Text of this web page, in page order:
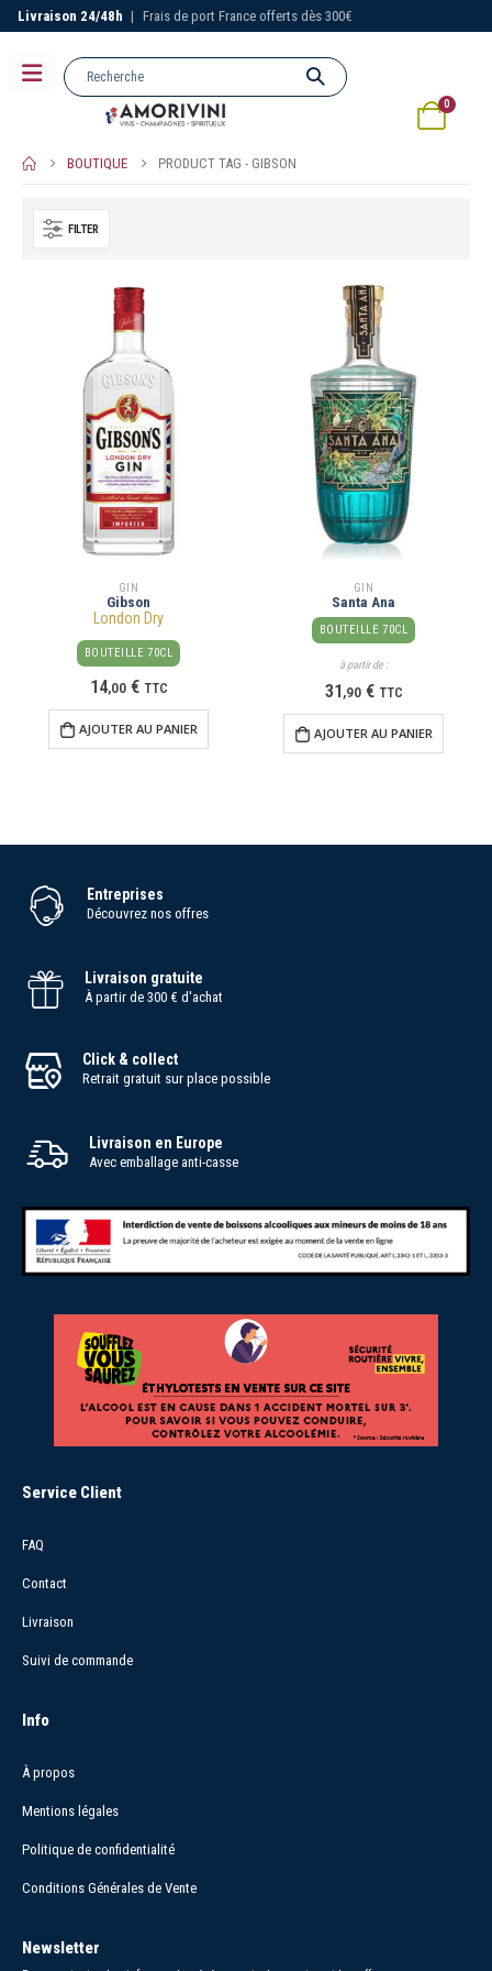
Livraison 24/48h | Frais de port France offerts dès 300€
0
BOUTIQUE PRODUCT TAG - GIBSON
FILTER
GIN
Gibson
London Dry
BOUTEILLE 70CL
14,00 € TTC
AJOUTER AU PANIER
GIN
Santa Ana
BOUTEILLE 70CL
à partir de :
31 ,90 € TTC
AJOUTER AU PANIER
Entreprises
Découvrez nos offres
Livraison gratuite
À partir de 300 € d'achat
Click & collect
Retrait gratuit sur place possible
Livraison en Europe
Avec emballage anti-casse
Service Client
FAQ
Contact
Livraison
Suivi de commande
Info
À propos
Mentions légales
Politique de confidentialité
Conditions Générales de Vente
Newsletter